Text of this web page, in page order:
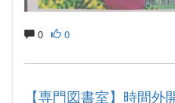
0 0
【専門図書室】時間